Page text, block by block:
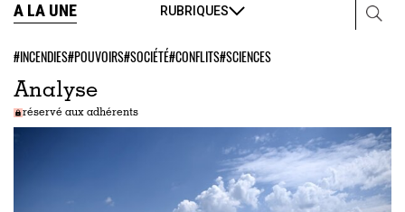
A LA UNE RUBRIQUES
#INCENDIES#POUVOIRS#SOCIÉTÉ#CONFLITS#SCIENCES
Analyse
réservé aux adhérents